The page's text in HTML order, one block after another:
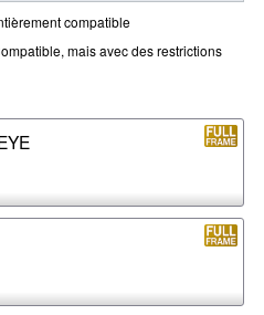
compatible
mais avec des restrictions